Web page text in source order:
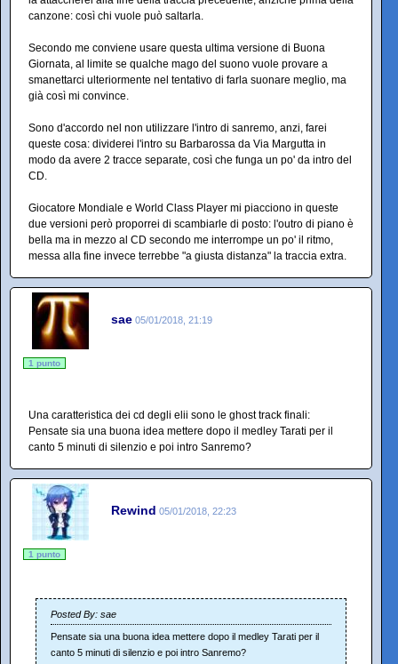
canzone: così chi vuole può saltarla.
Secondo me conviene usare questa ultima versione di Buona
Giornata, al limite se qualche mago del suono vuole provare a
smanettarci ulteriormente nel tentativo di farla suonare meglio, ma
già così mi convince.
Sono d'accordo nel non utilizzare l'intro di sanremo, anzi, farei
queste cosa: dividerei l'intro su Barbarossa da Via Margutta in
modo da avere 2 tracce separate, così che funga un po' da intro del
CD.
Giocatore Mondiale e World Class Player mi piacciono in queste
due versioni però proporrei di scambiarle di posto: l'outro di piano è
bella ma in mezzo al CD secondo me interrompe un po' il ritmo,
messa alla fine invece terrebbe "a giusta distanza" la traccia extra.
sae 05/01/2018, 21:19
1 punto
Una caratteristica dei cd degli elii sono le ghost track finali:
Pensate sia una buona idea mettere dopo il medley Tarati per il
canto 5 minuti di silenzio e poi intro Sanremo?
Rewind 05/01/2018, 22:23
1 punto
Posted By: sae
Pensate sia una buona idea mettere dopo il medley Tarati per il
canto 5 minuti di silenzio e poi intro Sanremo?